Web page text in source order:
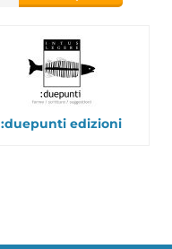
:duepunti edizioni